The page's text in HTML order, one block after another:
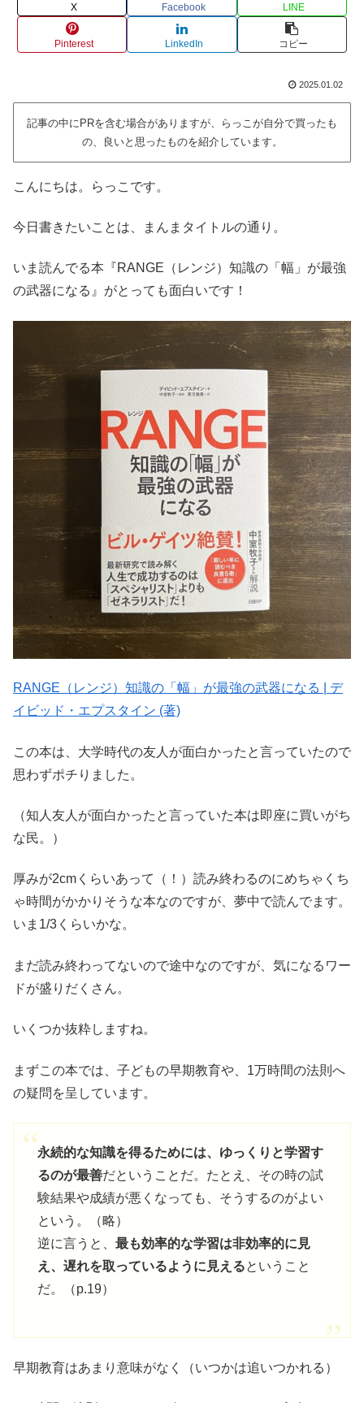
X Facebook LINE
Pinterest LinkedIn コピー
2025.01.02
記事の中にPRを含む場合がありますが、らっこが自分で買ったも
の、良いと思ったものを紹介しています。
こんにちは。らっこです。
今日書きたいことは、まんまタイトルの通り。
いま読んでる本『RANGE（レンジ）知識の「幅」が最強
の武器になる』がとっても面白いです！
RANGE（レンジ）知識の「幅」が最強の武器になる | デ
イビッド・エプスタイン (著)
この本は、大学時代の友人が面白かったと言っていたので
思わずポチりました。
（知人友人が面白かったと言っていた本は即座に買いがち
な民。）
厚みが2cmくらいあって（！）読み終わるのにめちゃくち
ゃ時間がかかりそうな本なのですが、夢中で読んでます。
いま1/3くらいかな。
まだ読み終わってないので途中なのですが、気になるワー
ドが盛りだくさん。
いくつか抜粋しますね。
まずこの本では、子どもの早期教育や、1万時間の法則へ
の疑問を呈しています。
永続的な知識を得るためには、ゆっくりと学習す
るのが最善だということだ。たとえ、その時の試
験結果や成績が悪くなっても、そうするのがよい
という。（略）
逆に言うと、 最も効率的な学習は非効率的に見
え、遅れを取っているように見えるということ
だ。（p.19）
早期教育はあまり意味がなく（いつかは追いつかれる）